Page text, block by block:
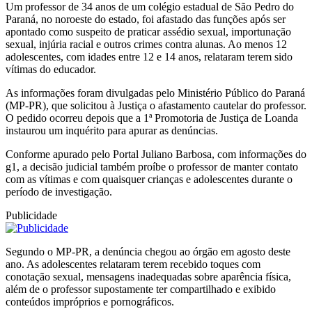
Um professor de 34 anos de um colégio estadual de São Pedro do
Paraná, no noroeste do estado, foi afastado das funções após ser
apontado como suspeito de praticar assédio sexual, importunação
sexual, injúria racial e outros crimes contra alunas. Ao menos 12
adolescentes, com idades entre 12 e 14 anos, relataram terem sido
vítimas do educador.
As informações foram divulgadas pelo Ministério Público do Paraná
(MP-PR), que solicitou à Justiça o afastamento cautelar do professor.
O pedido ocorreu depois que a 1ª Promotoria de Justiça de Loanda
instaurou um inquérito para apurar as denúncias.
Conforme apurado pelo Portal Juliano Barbosa, com informações do
g1, a decisão judicial também proíbe o professor de manter contato
com as vítimas e com quaisquer crianças e adolescentes durante o
período de investigação.
Publicidade
Segundo o MP-PR, a denúncia chegou ao órgão em agosto deste
ano. As adolescentes relataram terem recebido toques com
conotação sexual, mensagens inadequadas sobre aparência física,
além de o professor supostamente ter compartilhado e exibido
conteúdos impróprios e pornográficos.